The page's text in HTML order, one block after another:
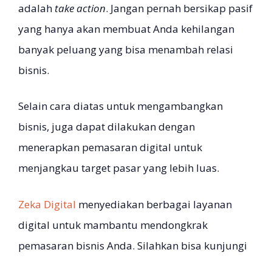
adalah take action. Jangan pernah bersikap pasif
yang hanya akan membuat Anda kehilangan
banyak peluang yang bisa menambah relasi
bisnis.
Selain cara diatas untuk mengambangkan
bisnis, juga dapat dilakukan dengan
menerapkan pemasaran digital untuk
menjangkau target pasar yang lebih luas.
Zeka Digital menyediakan berbagai layanan
digital untuk mambantu mendongkrak
pemasaran bisnis Anda. Silahkan bisa kunjungi